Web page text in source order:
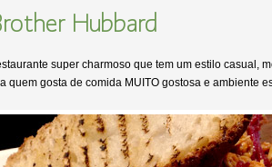
Hubbard
super charmoso que tem um estilo casual,
quem gosta de comida MUITO gostosa e ambiente